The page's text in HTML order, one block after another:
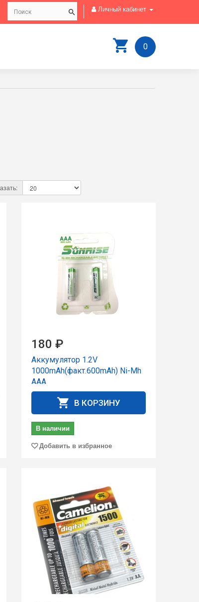
Личный кабинет
0
180 ₽
Аккумулятор 1.2V
1000mAh(факт.600mAh) Ni-Mh
AAА
В КОРЗИНУ
В наличии
Добавить в избранное